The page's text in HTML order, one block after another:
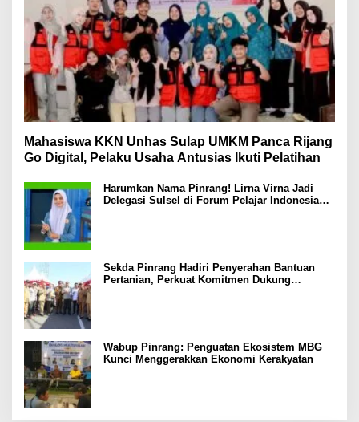
Mahasiswa KKN Unhas Sulap UMKM Panca Rijang
Go Digital, Pelaku Usaha Antusias Ikuti Pelatihan
Harumkan Nama Pinrang! Lirna Virna Jadi
Delegasi Sulsel di Forum Pelajar Indonesia
Sekda Pinrang Hadiri Penyerahan Bantuan
Pertanian, Perkuat Komitmen Dukung
Wabup Pinrang: Penguatan Ekosistem MBG
Kunci Menggerakkan Ekonomi Kerakyatan